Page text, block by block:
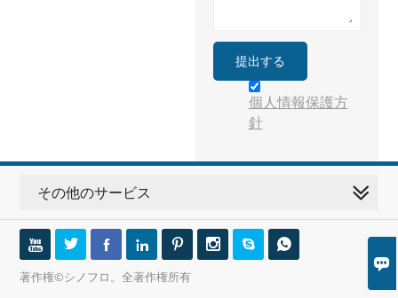

提出する
個人情報保護方
針
その他のサービス
       
著作権©シノフロ。全著作権所有